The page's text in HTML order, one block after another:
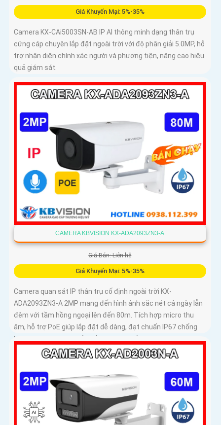
Giá Khuyến Mại: 5%-35%
Camera KX-CAi5003SN-AB IP AI thông minh dạng thân trụ
cứng cáp chuyên lắp đặt ngoài trời với độ phân giải 5.0MP, hỗ
trợ nhận diện chính xác người và phương tiện, nâng cao hiệu
quả giám sát.
CAMERA KBVISION KX-ADA2093ZN3-A
Giá Bán: Liên hệ
Giá Khuyến Mại: 5%-35%
Camera quan sát IP thân trụ cố định ngoài trời KX-
ADA2093ZN3-A 2MP mang đến hình ảnh sắc nét cả ngày lẫn
đêm với tầm hồng ngoại lên đến 80m. Tích hợp micro thu
âm, hỗ trợ PoE giúp lắp đặt dễ dàng, đạt chuẩn IP67 chống
bụi nước, hoạt động bền bỉ trong mọi điều kiện